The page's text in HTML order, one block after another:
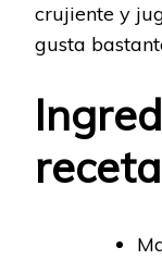
crujiente y
gusta
receta